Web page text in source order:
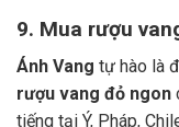
9. Mua rượu
Ánh Vang tự hào là
rượu vang đỏ ngon
tiếng tại Ý, Pháp,